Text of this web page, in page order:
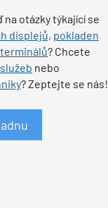
otázky týkající se
displejů, pokladen
? Chcete
služeb nebo
? Zeptejte se nás!